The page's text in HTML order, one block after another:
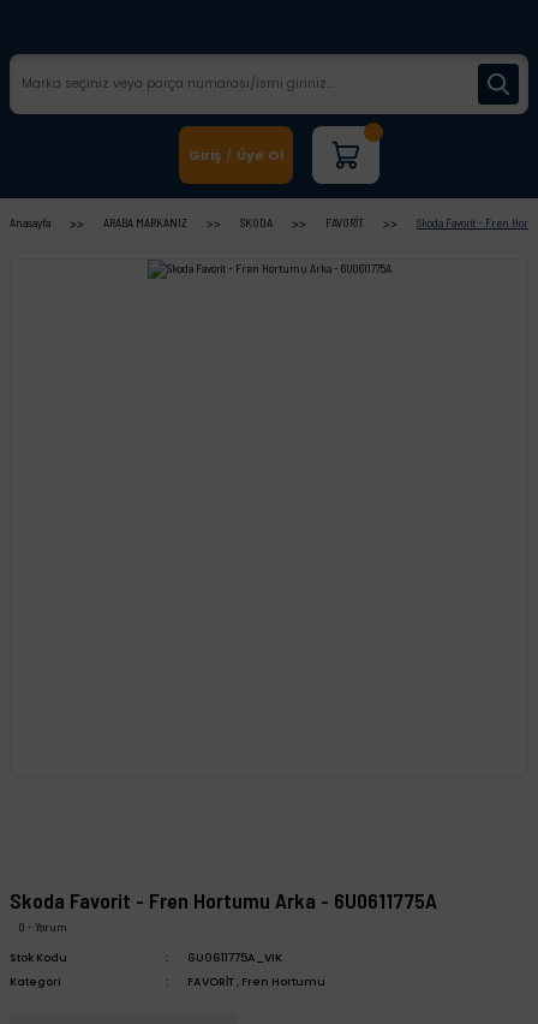
Giriş / Üye Ol
Anasayfa ARABA MARKANIZ SKODA FAVORİT Skoda Favorit - Fren
Skoda Favorit - Fren Hortumu Arka - 6U0611775A
0 - Yorum
Stok Kodu
6U0611775A_VIK
Kategori
FAVORİT, Fren Hortumu